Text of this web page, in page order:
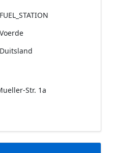
FUEL_STATION
Voerde
Duitsland
Str. 1a